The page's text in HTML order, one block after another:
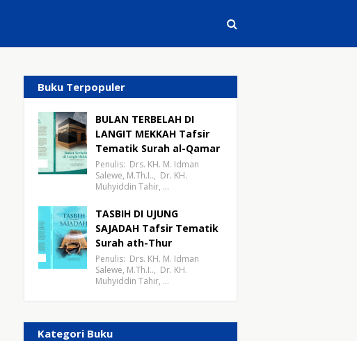
Buku Terpopuler
BULAN TERBELAH DI
LANGIT MEKKAH Tafsir
Tematik Surah al-Qamar
Penulis: Drs. KH. M. Idman
Salewe, M.Th.I.., Dr. KH.
Muhyiddin Tahir, …
TASBIH DI UJUNG
SAJADAH Tafsir Tematik
Surah ath-Thur
Penulis: Drs. KH. M. Idman
Salewe, M.Th.I.., Dr. KH.
Muhyiddin Tahir, …
Kategori Buku